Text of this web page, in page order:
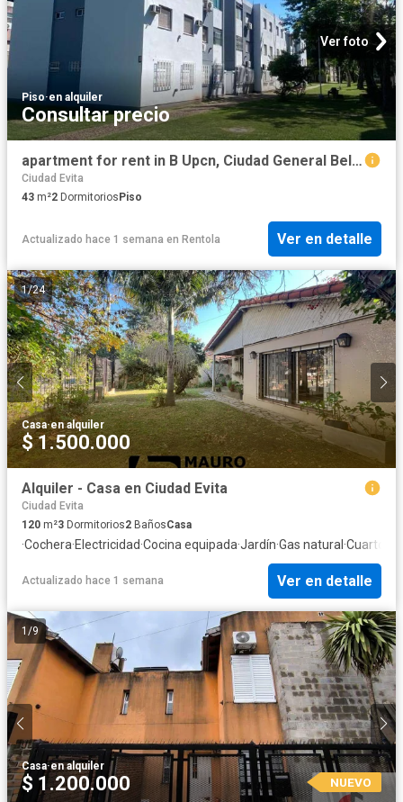
Ver foto
Piso·en alquiler
Consultar precio
apartment for rent in B Upcn, Ciudad General Belgrano, Buenos Aires, Argentina
Ciudad Evita
43 m²2 Dormitorios Piso
Actualizado hace 1 semana en Rentola Ver en detalle
1/24
Casa·en alquiler
$ 1.500.000
Alquiler - Casa en Ciudad Evita
Ciudad Evita
120 m²3 Dormitorios2 BañosCasa
·Cochera·Electricidad·Cocina equipada·Jardín·Gas natural·Cuarto
Actualizado hace 1 semana Ver en detalle
1 /9
Casa·en alquiler
$ 1.200.000 NUEVO